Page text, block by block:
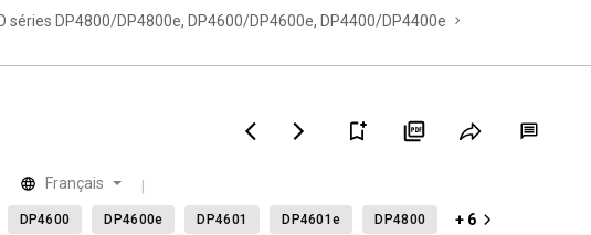
DP4800/DP4800e, DP4600/DP4600e, DP4400/DP4400e
Français
DP4600 DP4600e DP4601 DP4601e DP4800 + 6